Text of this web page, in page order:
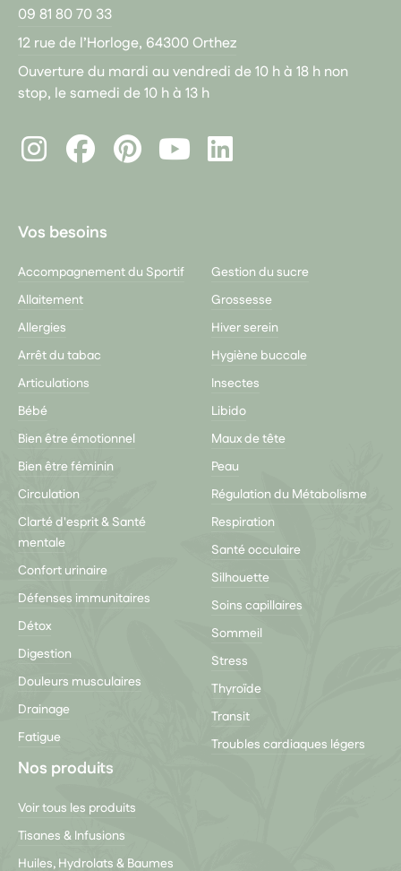
09 81 80 70 33
12 rue de l’Horloge, 64300 Orthez
Ouverture du mardi au vendredi de 10 h à 18 h non
stop, le samedi de 10 h à 13 h
InstagramFacebookPinterest
LinkedIn
Vos besoins
Accompagnement du Sportif
Allaitement
Allergies
Arrêt du tabac
Articulations
Bébé
Bien être émotionnel
Bien être féminin
Circulation
Clarté d'esprit & Santé
mentale
Confort urinaire
Défenses immunitaires
Détox
Digestion
Douleurs musculaires
Drainage
Fatigue
Gestion du sucre
Grossesse
Hiver serein
Hygiène buccale
Insectes
Libido
Maux de tête
Peau
Régulation du Métabolisme
Respiration
Santé occulaire
Silhouette
Soins capillaires
Sommeil
Stress
Thyroïde
Transit
Troubles cardiaques légers
Nos produits
Voir tous les produits
Tisanes & Infusions
Huiles, Hydrolats & Baumes